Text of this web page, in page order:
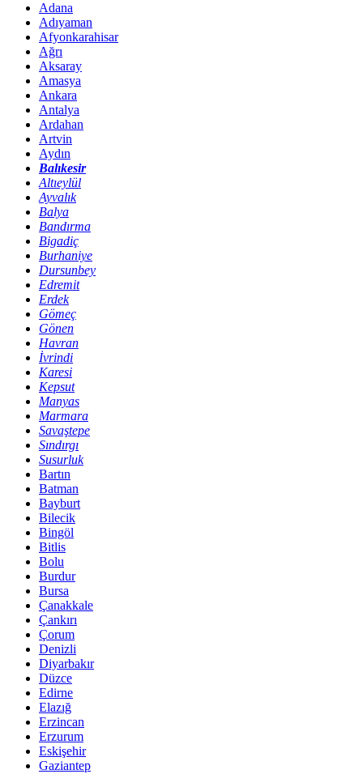
Adana
Adıyaman
Afyonkarahisar
Ağrı
Aksaray
Amasya
Ankara
Antalya
Ardahan
Artvin
Aydın
Balıkesir
Altıeylül
Ayvalık
Balya
Bandırma
Bigadiç
Burhaniye
Dursunbey
Edremit
Erdek
Gömeç
Gönen
Havran
İvrindi
Karesi
Kepsut
Manyas
Marmara
Savaştepe
Sındırgı
Susurluk
Bartın
Batman
Bayburt
Bilecik
Bingöl
Bitlis
Bolu
Burdur
Bursa
Çanakkale
Çankırı
Çorum
Denizli
Diyarbakır
Düzce
Edirne
Elazığ
Erzincan
Erzurum
Eskişehir
Gaziantep